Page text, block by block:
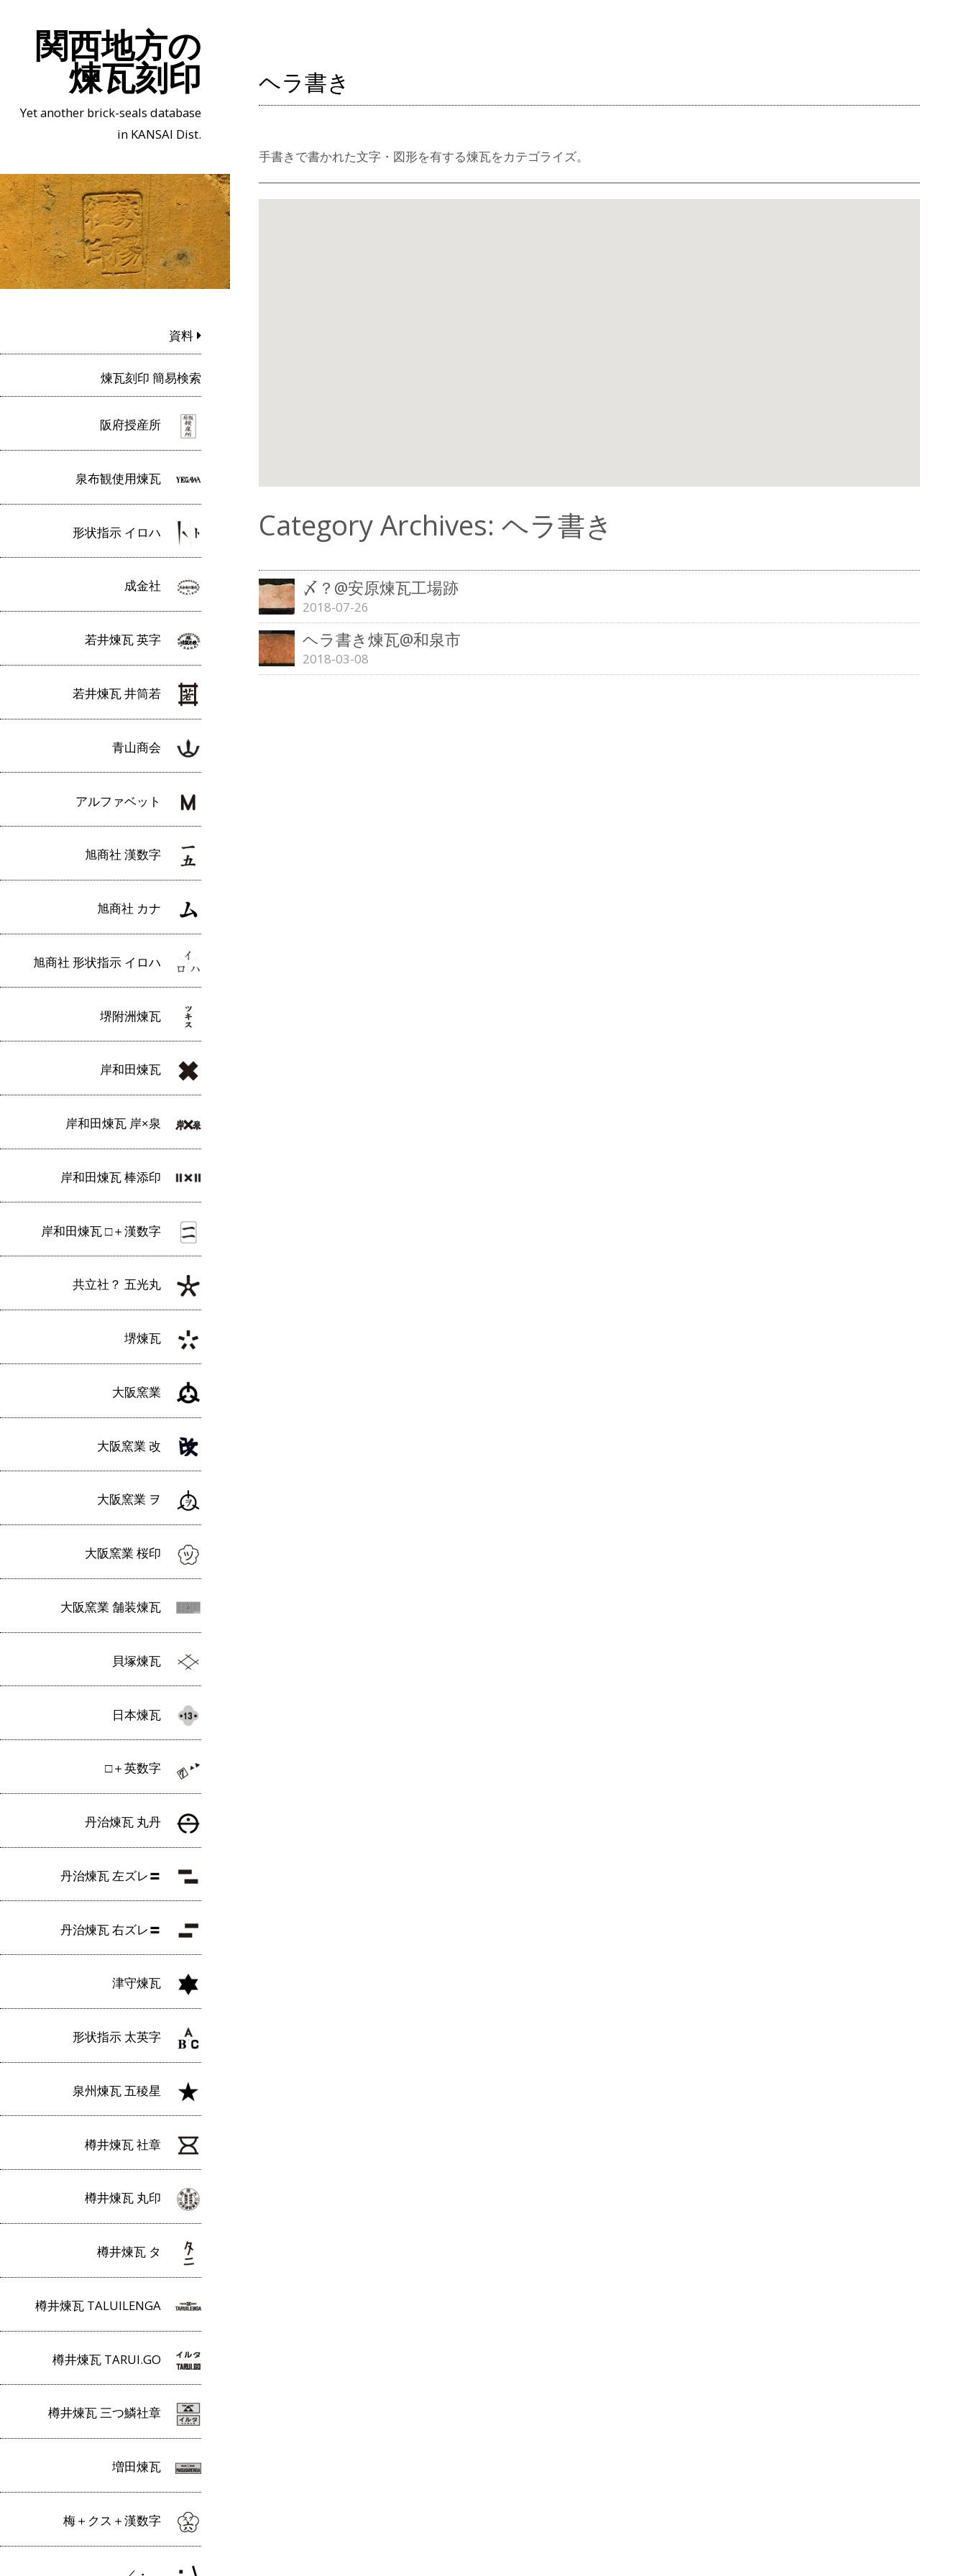
関西地方の
煉瓦刻印
Yet another brick-seals database
in KANSAI Dist.
資料
煉瓦刻印 簡易検索
阪府授産所
泉布観使用煉瓦
形状指示 イロハ
成金社
若井煉瓦 英字
若井煉瓦 井筒若
青山商会
アルファベット
旭商社 漢数字
旭商社 カナ
旭商社 形状指示 イロハ
堺附洲煉瓦
岸和田煉瓦
岸和田煉瓦 岸×泉
岸和田煉瓦 棒添印
岸和田煉瓦 □＋漢数字
共立社？ 五光丸
堺煉瓦
大阪窯業
大阪窯業 改
大阪窯業 ヲ
大阪窯業 桜印
大阪窯業 舗装煉瓦
貝塚煉瓦
日本煉瓦
□＋英数字
丹治煉瓦 丸丹
丹治煉瓦 左ズレ〓
丹治煉瓦 右ズレ〓
津守煉瓦
形状指示 太英字
泉州煉瓦 五稜星
樽井煉瓦 社章
樽井煉瓦 丸印
樽井煉瓦 タ
樽井煉瓦 TALUILENGA
樽井煉瓦 TARUI.GO
樽井煉瓦 三つ鱗社章
増田煉瓦
梅＋クス＋漢数字
ヘラ書き
手書きで書かれた文字・図形を有する煉瓦をカテゴライズ。
Category Archives: ヘラ書き
〆？@安原煉瓦工場跡
2018-07-26
ヘラ書き煉瓦@和泉市
2018-03-08